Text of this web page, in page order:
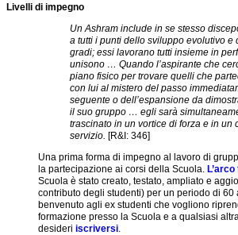
L’illusione
Secondo
Raggio
Livelli di impegno
Un Ashram include in se stesso
a tutti i punti dello sviluppo evolutivo e
gradi; essi lavorano tutti insieme in
unisono … Quando l’aspirante che
piano fisico per trovare quelli che
con lui al mistero del passo
seguente o dell’espansione da
il suo gruppo … egli sarà
trascinato in un vortice di forza e in un
servizio. [R&I: 346]
Una prima forma di impegno al lavoro di
la partecipazione ai corsi della Scuola.
Scuola è stato creato, testato, ampliato e
contributo degli studenti) per un periodo di 60
benvenuto agli ex studenti che vogliono
formazione presso la Scuola e a qualsiasi
desideri iscriversi